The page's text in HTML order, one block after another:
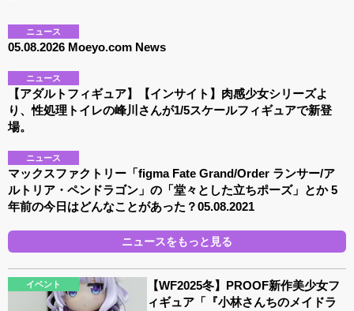
ニュース
05.08.2026 Moeyo.com News
ニュース
【アダルトフィギュア】【インサイト】肉感少女シリーズよ
り、性処理トイレの峰川さんが1/5スケールフィギュアで新登
場。
ニュース
マックスファクトリー「figma Fate Grand/Order ランサー/ア
ルトリア・ペンドラゴン」の「堂々とした立ちポーズ」とか 5
年前の今日はどんなことがあった？05.08.2021
ニュースをもっと見る
イベント
【WF2025冬】PROOF新作美少女フ
ィギュア「『小林さんちのメイドラ